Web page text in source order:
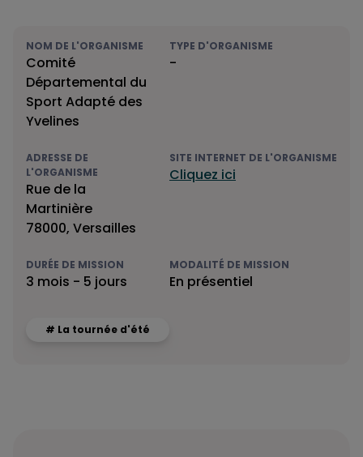
NOM DE L'ORGANISME
Comité
Départemental du
Sport Adapté des
Yvelines
TYPE D'ORGANISME
-
ADRESSE DE
L'ORGANISME
Rue de la
Martinière
78000, Versailles
SITE INTERNET DE L'ORGANISME
Cliquez ici
DURÉE DE MISSION
3 mois - 5 jours
MODALITÉ DE MISSION
En présentiel
# La tournée d'été